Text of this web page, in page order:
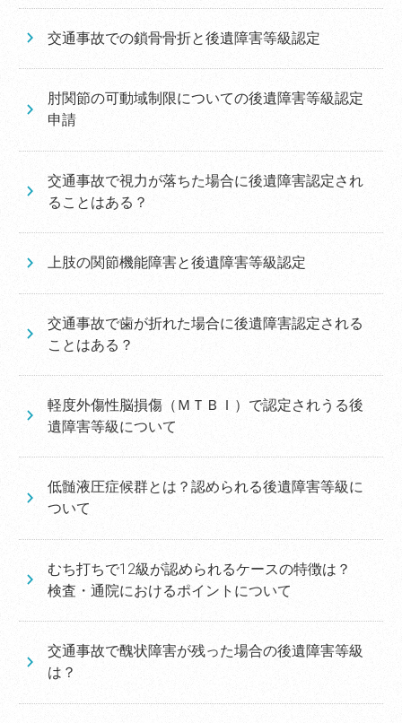
交通事故での鎖骨骨折と後遺障害等級認定
肘関節の可動域制限についての後遺障害等級認定
申請
交通事故で視力が落ちた場合に後遺障害認定され
ることはある？
上肢の関節機能障害と後遺障害等級認定
交通事故で歯が折れた場合に後遺障害認定される
ことはある？
軽度外傷性脳損傷（ＭＴＢＩ）で認定されうる後
遺障害等級について
低髄液圧症候群とは？認められる後遺障害等級に
ついて
むち打ちで12級が認められるケースの特徴は？
検査・通院におけるポイントについて
交通事故で醜状障害が残った場合の後遺障害等級
は？